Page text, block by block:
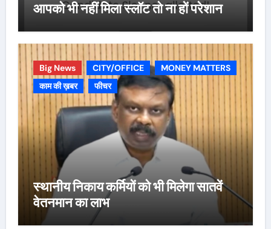
आपको भी नहीं मिला स्लॉट तो ना हों परेशान
Big News CITY/OFFICE
MONEY MATTERS
काम की ख़बर
फीचर
स्थानीय निकाय कर्मियों को भी मिलेगा सातवें
वेतनमान का लाभ